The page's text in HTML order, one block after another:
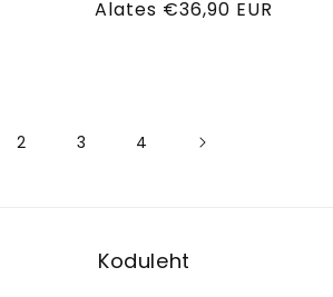
Tavahind
Alates €36,90 EUR
2 3 4
Koduleht